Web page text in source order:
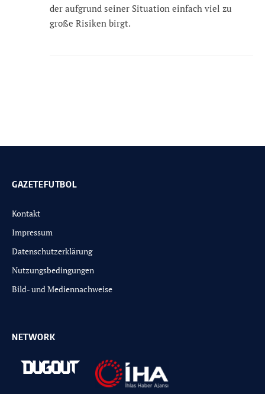
der aufgrund seiner Situation einfach viel zu
große Risiken birgt.
GAZETEFUTBOL
Kontakt
Impressum
Datenschutzerklärung
Nutzungsbedingungen
Bild- und Mediennachweise
NETWORK